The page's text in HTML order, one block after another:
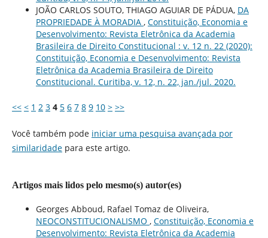
JOÃO CARLOS SOUTO, THIAGO AGUIAR DE PÁDUA, DA
PROPRIEDADE À MORADIA , Constituição, Economia e
Desenvolvimento: Revista Eletrônica da Academia
Brasileira de Direito Constitucional : v. 12 n. 22 (2020):
Constituição, Economia e Desenvolvimento: Revista
Eletrônica da Academia Brasileira de Direito
Constitucional. Curitiba, v. 12, n. 22, jan./jul. 2020.
<< < 1 2 3 4 5 6 7 8 9 10 > >>
Você também pode iniciar uma pesquisa avançada por
similaridadepara este artigo.
Artigos mais lidos pelo mesmo(s) autor(es)
Georges Abboud, Rafael Tomaz de Oliveira,
NEOCONSTITUCIONALISMO , Constituição, Economia e
Desenvolvimento: Revista Eletrônica da Academia